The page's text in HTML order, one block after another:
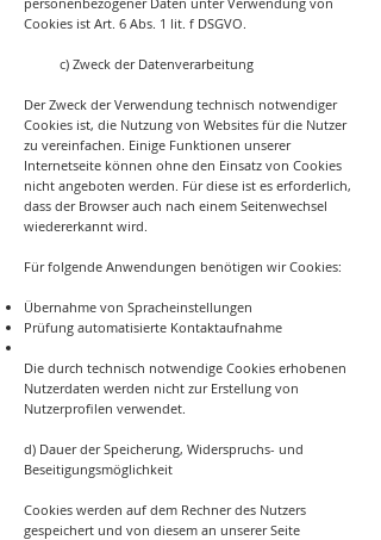
Cookies ist Art. 6 Abs. 1 lit. f DSGVO.
c) Zweck der Datenverarbeitung
Der Zweck der Verwendung technisch notwendiger
Cookies ist, die Nutzung von Websites für die Nutzer
zu vereinfachen. Einige Funktionen unserer
Internetseite können ohne den Einsatz von Cookies
nicht angeboten werden. Für diese ist es erforderlich,
dass der Browser auch nach einem Seitenwechsel
wiedererkannt wird.
Für folgende Anwendungen benötigen wir Cookies:
Übernahme von Spracheinstellungen
Prüfung automatisierte Kontaktaufnahme
Die durch technisch notwendige Cookies erhobenen
Nutzerdaten werden nicht zur Erstellung von
Nutzerprofilen verwendet.
d) Dauer der Speicherung, Widerspruchs- und
Beseitigungsmöglichkeit
Cookies werden auf dem Rechner des Nutzers
gespeichert und von diesem an unserer Seite